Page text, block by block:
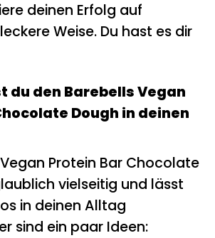
deinen Erfolg auf
Weise. Du hast es dir
du den Barebells Vegan
Dough in deinen
Protein Bar Chocolate
vielseitig und lässt
in deinen Alltag
sind ein paar Ideen: